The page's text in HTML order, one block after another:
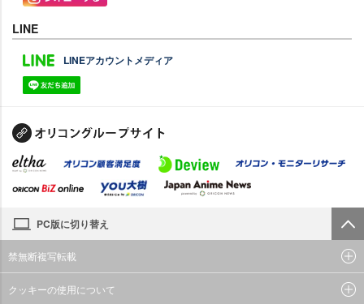
LINE
LINEアカウントメディア
PC版に切り替え
禁無断複写転載
クッキーの使用について